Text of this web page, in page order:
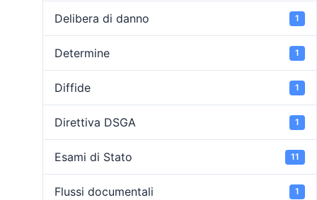
Delibera di danno 1
Determine 1
Diffide 1
Direttiva DSGA 1
Esami di Stato 11
Flussi documentali 1